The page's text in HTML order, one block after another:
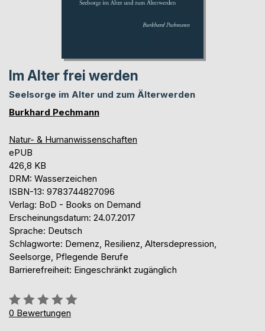
Im Alter frei werden
Seelsorge im Alter und zum Älterwerden
Burkhard Pechmann
Natur- & Humanwissenschaften
ePUB
426,8 KB
DRM: Wasserzeichen
ISBN-13: 9783744827096
Verlag: BoD - Books on Demand
Erscheinungsdatum: 24.07.2017
Sprache: Deutsch
Schlagworte: Demenz, Resilienz, Altersdepression,
Seelsorge, Pflegende Berufe
Barrierefreiheit: Eingeschränkt zugänglich
Bewertung::
0%
0 Bewertungen